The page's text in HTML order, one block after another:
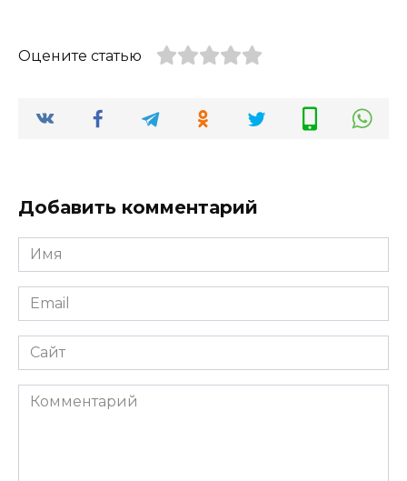
Оцените статью
Добавить комментарий
Имя
*
Email
*
Сайт
Комментарий